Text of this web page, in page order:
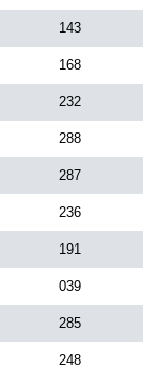
143
168
232
288
287
236
191
039
285
248